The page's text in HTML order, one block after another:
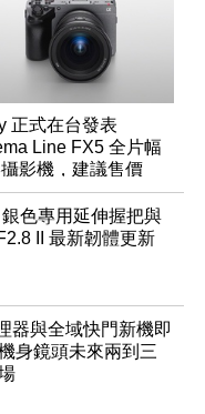
正式在台發表
Line FX5 全片幅
影機，建議售價
色專用延伸握把與
II 最新韌體更新
器與全域快門新機即
身鏡頭未來兩到三